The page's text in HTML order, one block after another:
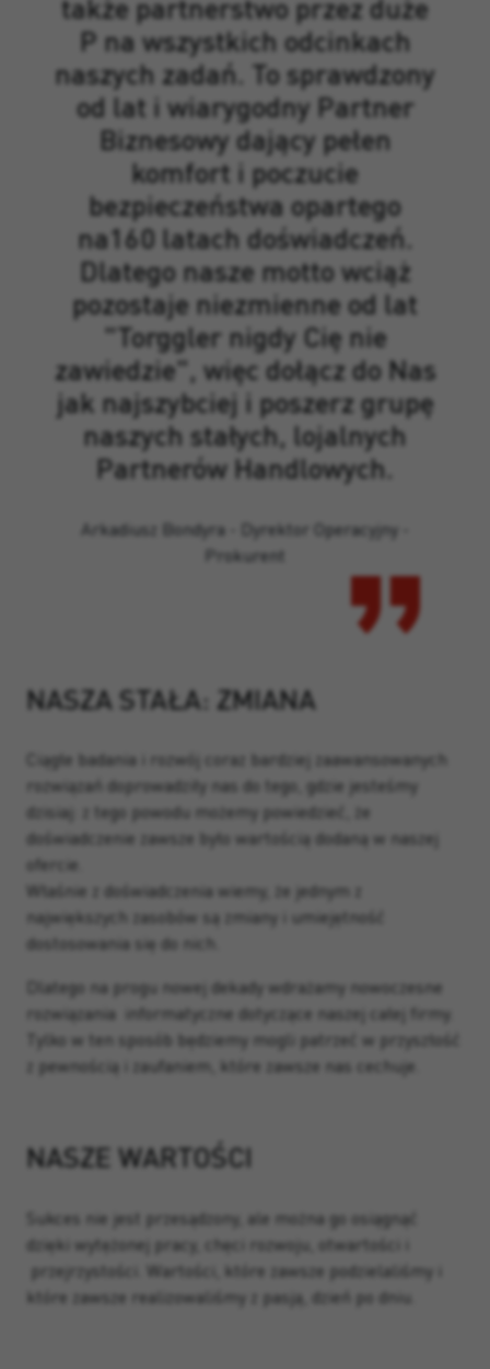
także partnerstwo przez duże
P na wszystkich odcinkach
naszych zadań. To sprawdzony
od lat i wiarygodny Partner
Biznesowy dający pełen
komfort i poczucie
bezpieczeństwa opartego
na160 latach doświadczeń.
Dlatego nasze motto wciąż
pozostaje niezmienne od lat
"Torggler nigdy Cię nie
zawiedzie", więc dołącz do Nas
jak najszybciej i poszerz grupę
naszych stałych, lojalnych
Partnerów Handlowych.
Arkadiusz Bondyra - Dyrektor Operacyjny -
Prokurent
NASZA STAŁA: ZMIANA
Ciągłe badania i rozwój coraz bardziej zaawansowanych
rozwiązań doprowadziły nas do tego, gdzie jesteśmy
dzisiaj: z tego powodu możemy powiedzieć, że
doświadczenie zawsze było wartością dodaną w naszej
ofercie.
Właśnie z doświadczenia wiemy, że jednym z
największych zasobów są zmiany i umiejętność
dostosowania się do nich.
Dlatego na progu nowej dekady wdrażamy nowoczesne
rozwiązania informatyczne dotyczące naszej całej firmy.
Tylko w ten sposób będziemy mogli patrzeć w przyszłość
z pewnością i zaufaniem, które zawsze nas cechuje.
NASZE WARTOŚCI
Sukces nie jest przesądzony, ale można go osiągnąć
dzięki wytężonej pracy, chęci rozwoju, otwartości i
przejrzystości. Wartości, które zawsze podzielaliśmy i
które zawsze realizowaliśmy z pasją, dzień po dniu.